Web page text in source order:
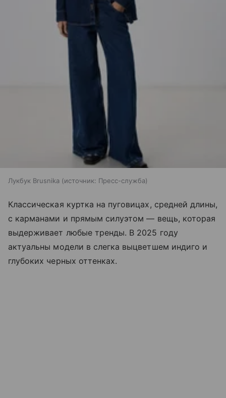
Лукбук Brusnika источник: Пресс-служба
Классическая куртка на пуговицах, средней длины,
с карманами и прямым силуэтом — вещь, которая
выдерживает любые тренды. В 2025 году
актуальны модели в слегка выцветшем индиго и
глубоких черных оттенках.